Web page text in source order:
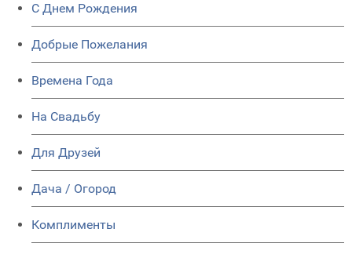
C Днем Рождения
Добрые Пожелания
Времена Года
На Свадьбу
Для Друзей
Дача / Огород
Комплименты